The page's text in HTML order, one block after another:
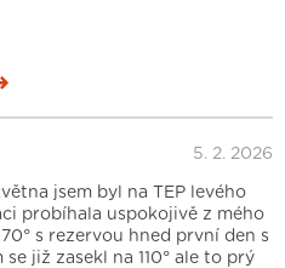
5. 2. 2026
jsem byl na TEP levého
probíhala uspokojivě z mého
s rezervou hned první den s
již zasekl na 110° ale to prý